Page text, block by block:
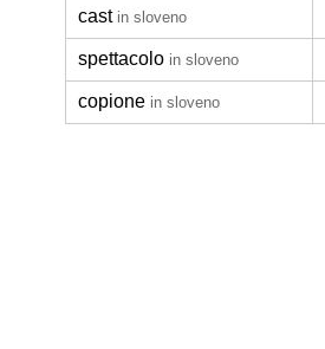
cast in sloveno
spettacolo in sloveno
copione in sloveno